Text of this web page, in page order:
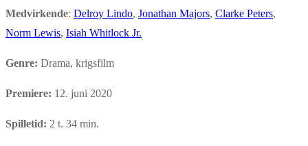
Medvirkende: Delroy Lindo, Jonathan Majors, Clarke Peters,
Norm Lewis, Isiah Whitlock Jr.
Genre: Drama, krigsfilm
Premiere: 12. juni 2020
Spilletid: 2 t. 34 min.